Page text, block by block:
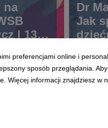
na
| 13
Dr
Jak
preferencjami online i
sposób przeglądania.
Więcej informacji znajdziesz w